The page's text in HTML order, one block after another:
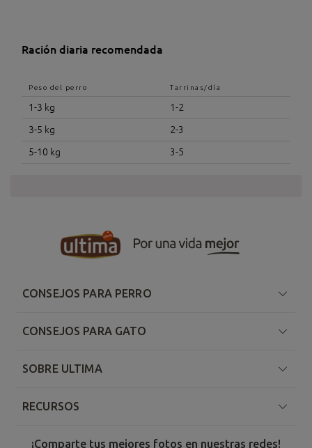
Ración diaria recomendada
Peso del perro Tarrinas/día
1-3 kg
1-2
3-5 kg
2-3
5-10 kg
3-5
CONSEJOS PARA PERRO
CONSEJOS PARA GATO
SOBRE ULTIMA
RECURSOS
¡Comparte tus mejores fotos en nuestras redes!